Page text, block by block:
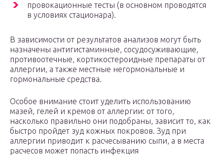
провокационные тесты (в основном проводятся
в условиях стационара).
В зависимости от результатов анализов могут быть
назначены антигистаминные, сосудосуживающие,
противоотечные, кортикостероидные препараты от
аллергии, а также местные негормональные и
гормональные средства.
Особое внимание стоит уделить использованию
мазей, гелей и кремов от аллергии: от того,
насколько правильно они подобраны, зависит то, как
быстро пройдет зуд кожных покровов. Зуд при
аллергии приводит к расчесыванию сыпи, а в места
расчесов может попасть инфекция